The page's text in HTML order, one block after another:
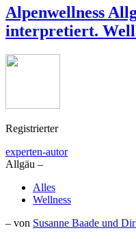
Alpenwellness
interpretiert.
Registrierter
experten-autor
Allgäu –
Alles
Wellness
– von Susanne Baade und